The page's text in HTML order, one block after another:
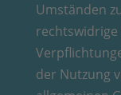
Umständen
rechtswidrige
der Nutzung